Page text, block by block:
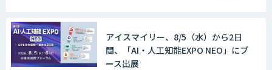
アイスマイリー、8/5（水）から2日
間、「AI・人工知能EXPO NEO」にブ
ース出展